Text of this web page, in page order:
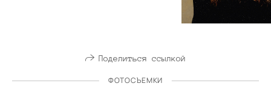
Поделиться ссылкой
ФОТОСЪЕМКИ